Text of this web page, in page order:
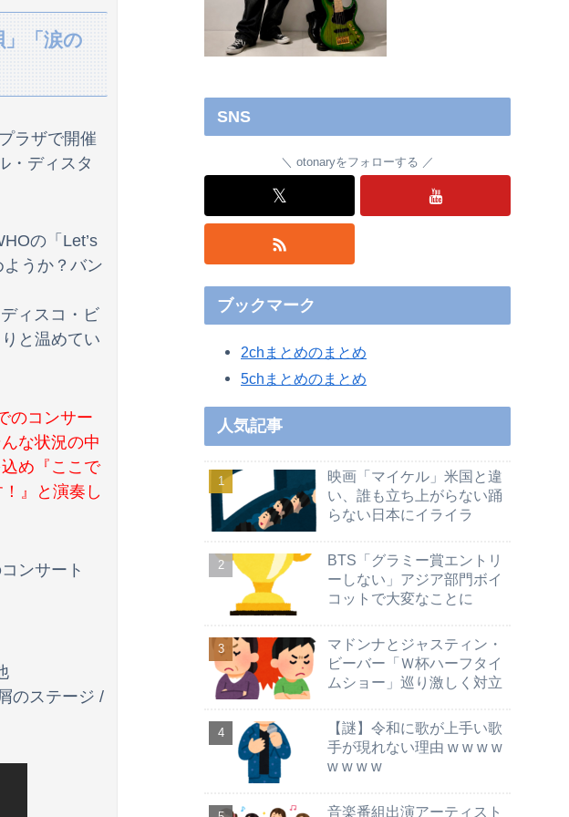
ロに
「涙の
ラザで開催
・ディスタ
の「Let’s
うか？バン
ィスコ・ビ
と温めてい
のコンサー
な状況の中
め『ここで
』と演奏し
ンサート
のステージ /
SNS
otonaryをフォローする
𝕏
ブックマーク
2chまとめのまとめ
5chまとめのまとめ
人気記事
映画「マイケル」米国と違
い、誰も立ち上がらない踊
らない日本にイライラ
BTS「グラミー賞エントリ
ーしない」アジア部門ボイ
コットで大変なことに
マドンナとジャスティン・
ビーバー「Ｗ杯ハーフタイ
ムショー」巡り激しく対立
【謎】令和に歌が上手い歌
手が現れない理由 w w w w
w w w w
音楽番組出演アーティスト